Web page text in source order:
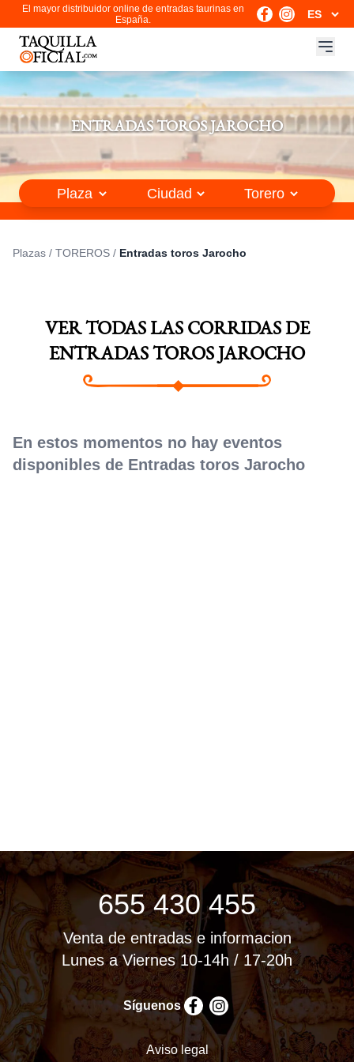
El mayor distribuidor online de entradas taurinas en
España.
ENTRADAS TOROS JAROCHO
Plazas / TOREROS / Entradas toros Jarocho
VER TODAS LAS CORRIDAS DE
ENTRADAS TOROS JAROCHO
En estos momentos no hay eventos
disponibles de Entradas toros Jarocho
655 430 455
Venta de entradas e informacion
Lunes a Viernes 10-14h / 17-20h
Síguenos
Aviso legal